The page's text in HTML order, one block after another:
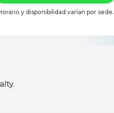
y disponibilidad varían por sede.